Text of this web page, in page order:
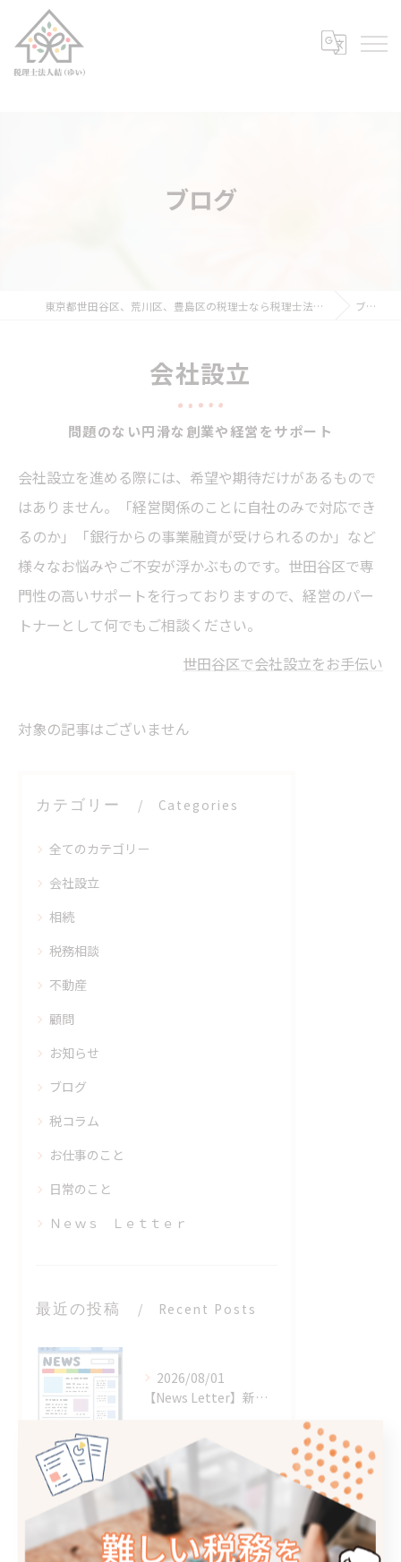
ブログ
東京都世田谷区、荒川区、豊島区の税理士なら税理士法人結（ゆい） ブログ
会社設立
問題のない円滑な創業や経営をサポート
会社設立を進める際には、希望や期待だけがあるもので
はありません。「経営関係のことに自社のみで対応でき
るのか」「銀行からの事業融資が受けられるのか」など
様々なお悩みやご不安が浮かぶものです。世田谷区で専
門性の高いサポートを行っておりますので、経営のパー
トナーとして何でもご相談ください。
世田谷区で会社設立をお手伝い
対象の記事はございません
カテゴリー Categories
全てのカテゴリー
会社設立
相続
税務相談
不動産
顧問
お知らせ
ブログ
税コラム
お仕事のこと
日常のこと
Ｎｅｗｓ Ｌｅｔｔｅｒ
最近の投稿 Recent Posts
2026/08/01
【News Letter】新事業進出・ものづくり補助金
2026/06/19